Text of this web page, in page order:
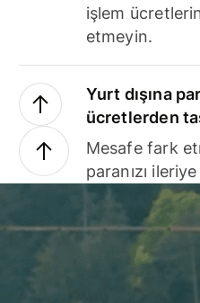
işlem
etmeyin.
Yurt dışına
ücretlerden
Mesafe fark
paranızı ileriye